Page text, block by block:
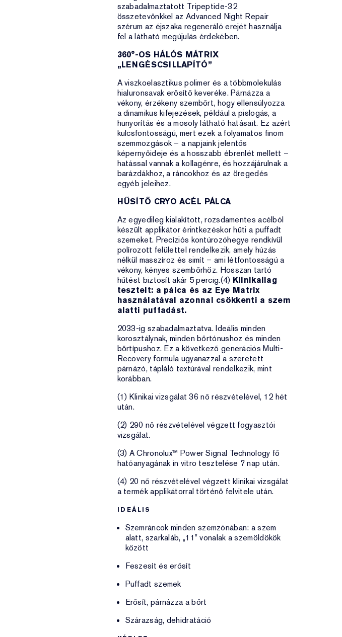
szabadalmaztatott Tripeptide-32
összetevőnkkel az Advanced Night Repair
szérum az éjszaka regeneráló erejét használja
fel a látható megújulás érdekében.
360°-OS HÁLÓS MÁTRIX
„LENGÉSCSILLAPÍTÓ”
A viszkoelasztikus polimer és a többmolekulás
hialuronsavak erősítő keveréke. Párnázza a
vékony, érzékeny szembőrt, hogy ellensúlyozza
a dinamikus kifejezések, például a pislogás, a
hunyorítás és a mosoly látható hatásait. Ez azért
kulcsfontosságú, mert ezek a folyamatos finom
szemmozgások – a napjaink jelentős
képernyőideje és a hosszabb ébrenlét mellett –
hatással vannak a kollagénre, és hozzájárulnak a
barázdákhoz, a ráncokhoz és az öregedés
egyéb jeleihez.
HŰSÍTŐ CRYO ACÉL PÁLCA
Az egyedileg kialakított, rozsdamentes acélból
készült applikátor érintkezéskor hűti a puffadt
szemeket. Precíziós kontúrozóhegye rendkívül
polírozott felülettel rendelkezik, amely húzás
nélkül masszíroz és simít – ami létfontosságú a
vékony, kényes szembőrhöz. Hosszan tartó
hűtést biztosít akár 5 percig.(4) Klinikailag
tesztelt: a pálca és az Eye Matrix
használatával azonnal csökkenti a szem
alatti puffadást.
2033-ig szabadalmaztatva. Ideális minden
korosztálynak, minden bőrtónushoz és minden
bőrtípushoz. Ez a következő generációs Multi-
Recovery formula ugyanazzal a szeretett
párnázó, tápláló textúrával rendelkezik, mint
korábban.
(1) Klinikai vizsgálat 36 nő részvételével, 12 hét
után.
(2) 290 nő részvételével végzett fogyasztói
vizsgálat.
(3) A Chronolux™ Power Signal Technology fő
hatóanyagának in vitro tesztelése 7 nap után.
(4) 20 nő részvételével végzett klinikai vizsgálat
a termék applikátorral történő felvitele után.
IDEÁLIS
Szemráncok minden szemzónában: a szem
alatt, szarkaláb, „11” vonalak a szemöldökök
között
Feszesít és erősít
Puffadt szemek
Erősít, párnázza a bőrt
Szárazság, dehidratáció